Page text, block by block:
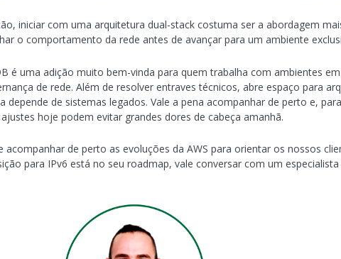
iniciar com uma arquitetura dual-stack costuma ser a abordagem
o comportamento da rede antes de avançar para um ambiente
é uma adição muito bem-vinda para quem trabalha com ambientes
de rede. Além de resolver entraves técnicos, abre espaço para
de sistemas legados. Vale a pena acompanhar de perto e,
hoje podem evitar grandes dores de cabeça amanhã.
de perto as evoluções da AWS para orientar os nossos
para IPv6 está no seu roadmap, vale conversar com um